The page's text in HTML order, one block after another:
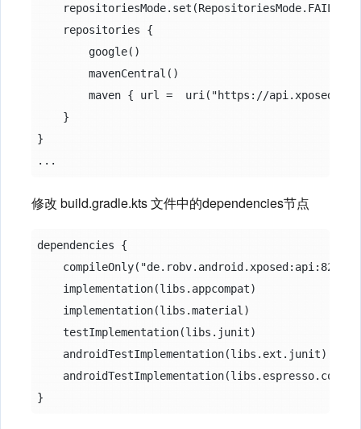
    repositories {
        google()
        mavenCentral()
maven { url =  uri("https://api.xposed.info/") }	// 添加 Xposed 相关的 Maven 仓库，允许从指定地
    }
}
修改 build.gradle.kts 文件中的dependencies节点
dependencies {
    compileOnly("de.robv.android.xposed:api:82")	 // 仅编译时使用 Xposed API，不会打包进 APK 中
    implementation(libs.appcompat)
    implementation(libs.material)
    testImplementation(libs.junit)
    androidTestImplementation(libs.ext.junit)
    androidTestImplementation(libs.espresso.core)